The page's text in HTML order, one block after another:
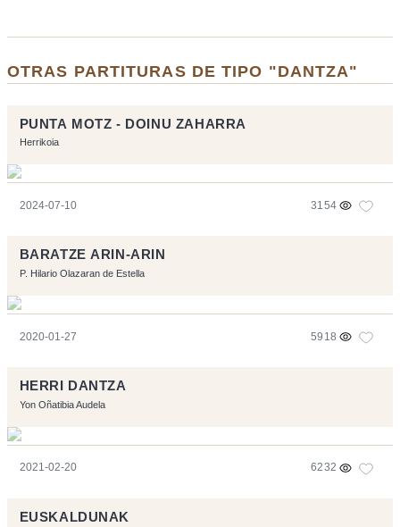
OTRAS PARTITURAS DE TIPO "DANTZA"
PUNTA MOTZ - DOINU ZAHARRA
Herrikoia
2024-07-10 3154
BARATZE ARIN-ARIN
P. Hilario Olazaran de Estella
2020-01-27 5918
HERRI DANTZA
Yon Oñatibia Audela
2021-02-20 6232
EUSKALDUNAK